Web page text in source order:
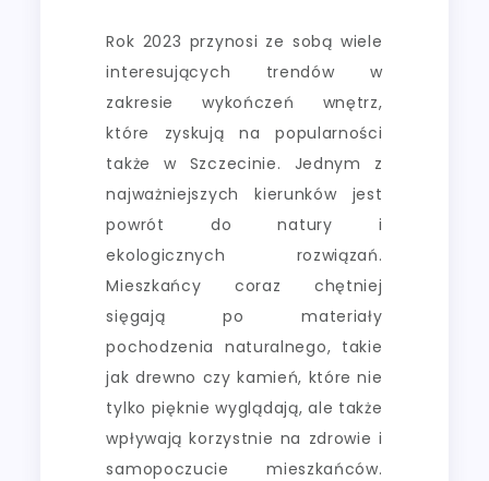
Rok 2023 przynosi ze sobą wiele
interesujących trendów w
zakresie wykończeń wnętrz,
które zyskują na popularności
także w Szczecinie. Jednym z
najważniejszych kierunków jest
powrót do natury i
ekologicznych rozwiązań.
Mieszkańcy coraz chętniej
sięgają po materiały
pochodzenia naturalnego, takie
jak drewno czy kamień, które nie
tylko pięknie wyglądają, ale także
wpływają korzystnie na zdrowie i
samopoczucie mieszkańców.